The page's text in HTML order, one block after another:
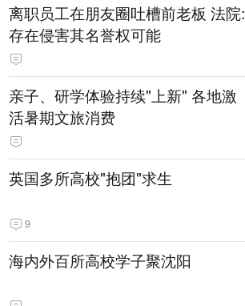
离职员工在朋友圈吐槽前老板 法院:
存在侵害其名誉权可能
亲子、研学体验持续"上新" 各地激
活暑期文旅消费
英国多所高校"抱团"求生
9
海内外百所高校学子聚沈阳